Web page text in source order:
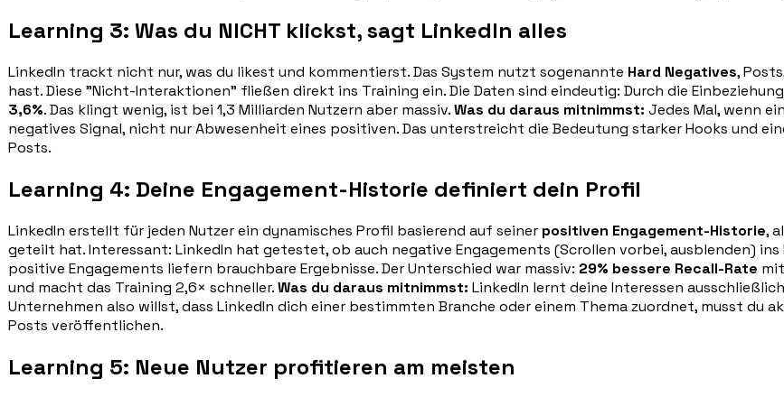
Learning 3: Was du NICHT klickst, sagt LinkedIn alles
LinkedIn trackt nicht nur, was du likest und kommentierst. Das System nutzt sogenannte Hard Negatives,
hast. Diese "Nicht-Interaktionen" fließen direkt ins Training ein. Die Daten sind eindeutig: Durch die
3,6%. Das klingt wenig, ist bei 1,3 Milliarden Nutzern aber massiv.Was du daraus mitnimmst: Jedes Mal, wenn
negatives Signal, nicht nur Abwesenheit eines positiven. Das unterstreicht die Bedeutung starker Hooks und
Posts.
Learning 4: Deine Engagement-Historie definiert dein Profil
LinkedIn erstellt für jeden Nutzer ein dynamisches Profil basierend auf seiner positiven Engagement-Historie,
geteilt hat. Interessant: LinkedIn hat getestet, ob auch negative Engagements (Scrollen vorbei, ausblenden)
positive Engagements liefern brauchbare Ergebnisse. Der Unterschied war massiv: 29% bessere Recall-Rate
und macht das Training 2,6× schneller.Was du daraus mitnimmst: LinkedIn lernt deine Interessen
Unternehmen also willst, dass LinkedIn dich einer bestimmten Branche oder einem Thema zuordnet, musst
Posts veröffentlichen.
Learning 5: Neue Nutzer profitieren am meisten